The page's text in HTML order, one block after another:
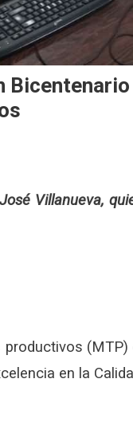
Villanueva,
en la